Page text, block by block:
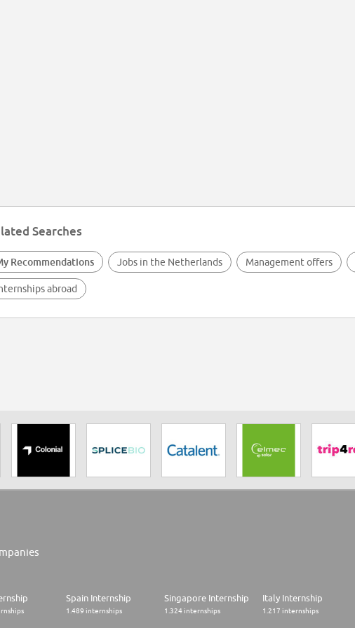
Searches
Recommendations Jobs in the Netherlands Management offers
abroad
Spain Internship
1.489 internships
Singapore Internship
1.324 internships
Italy Internship
1.217 internships